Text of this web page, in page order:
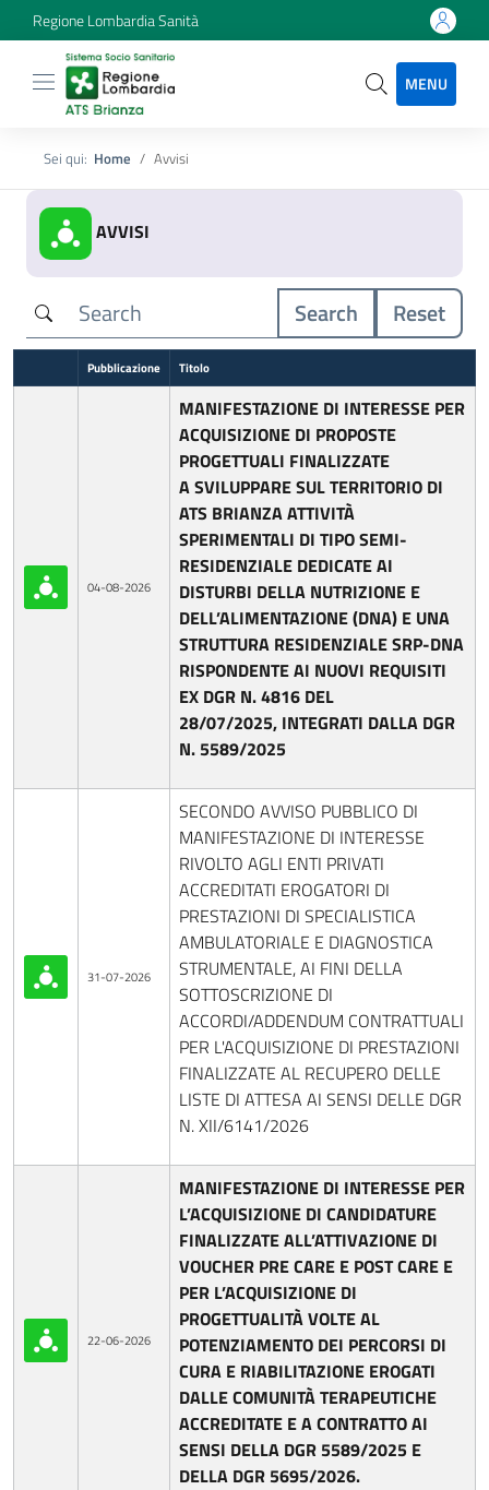
Regione Lombardia Sanità
MENU
Sei qui: Home Avvisi
AVVISI
Search Reset
Pubblicazione Titolo
04-08-2026
MANIFESTAZIONE DI INTERESSE PER
ACQUISIZIONE DI PROPOSTE
PROGETTUALI FINALIZZATE
ASVILUPPARE SUL TERRITORIO DI
ATS BRIANZA ATTIVITÀ
SPERIMENTALI DI TIPO SEMI-
RESIDENZIALE DEDICATE AI
DISTURBI DELLA NUTRIZIONE E
DELL’ALIMENTAZIONE (DNA) E UNA
STRUTTURA RESIDENZIALE SRP-DNA
RISPONDENTE AI NUOVI REQUISITI
EX DGR N. 4816 DEL
28/07/2025, INTEGRATI DALLA DGR
N. 5589/2025
31-07-2026
SECONDO AVVISO PUBBLICO DI
MANIFESTAZIONE DI INTERESSE
RIVOLTO AGLI ENTI PRIVATI
ACCREDITATI EROGATORI DI
PRESTAZIONI DI SPECIALISTICA
AMBULATORIALE E DIAGNOSTICA
STRUMENTALE, AI FINI DELLA
SOTTOSCRIZIONE DI
ACCORDI/ADDENDUM CONTRATTUALI
PER L'ACQUISIZIONE DI PRESTAZIONI
FINALIZZATE AL RECUPERO DELLE
LISTE DI ATTESA AI SENSI DELLE DGR
N. XII/6141/2026
22-06-2026
MANIFESTAZIONE DI INTERESSE PER
L’ACQUISIZIONE DI CANDIDATURE
FINALIZZATE ALL’ATTIVAZIONE DI
VOUCHER PRE CARE E POST CARE E
PER L’ACQUISIZIONE DI
PROGETTUALITÀ VOLTE AL
POTENZIAMENTO DEI PERCORSI DI
CURA E RIABILITAZIONE EROGATI
DALLE COMUNITÀ TERAPEUTICHE
ACCREDITATE E A CONTRATTO AI
SENSI DELLA DGR 5589/2025 E
DELLA DGR 5695/2026.